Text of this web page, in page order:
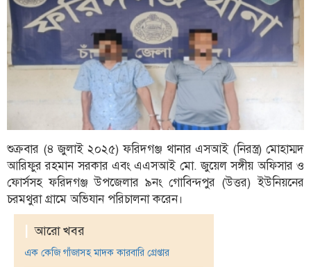
ফিচার
সম্পাদকীয়
অন্যান্য
উপ-
সম্পাদকীয়
কৃষি
ও
প্রকৃতি
অপরাধ
চাঁদপুর
শুক্রবার (৪ জুলাই ২০২৫) ফরিদগঞ্জ থানার এসআই (নিরস্ত্র) মোহাম্মদ
আরিফুর রহমান সরকার এবং এএসআই মো. জুয়েল সঙ্গীয় অফিসার ও
ফোর্সসহ ফরিদগঞ্জ উপজেলার ৯নং গোবিন্দপুর (উত্তর) ইউনিয়নের
চরমথুরা গ্রামে অভিযান পরিচালনা করেন।
আরো খবর
এক কেজি গাঁজাসহ মাদক কারবারি গ্রেপ্তার